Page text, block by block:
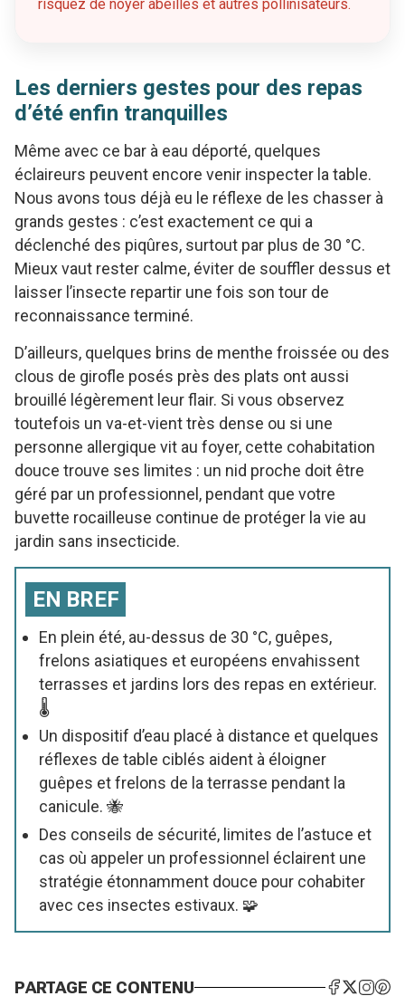
risquez de noyer abeilles et autres pollinisateurs.
Les derniers gestes pour des repas
d’été enfin tranquilles
Même avec ce bar à eau déporté, quelques
éclaireurs peuvent encore venir inspecter la table.
Nous avons tous déjà eu le réflexe de les chasser à
grands gestes : c’est exactement ce qui a
déclenché des piqûres, surtout par plus de 30 °C.
Mieux vaut rester calme, éviter de souffler dessus et
laisser l’insecte repartir une fois son tour de
reconnaissance terminé.
D’ailleurs, quelques brins de menthe froissée ou des
clous de girofle posés près des plats ont aussi
brouillé légèrement leur flair. Si vous observez
toutefois un va-et-vient très dense ou si une
personne allergique vit au foyer, cette cohabitation
douce trouve ses limites : un nid proche doit être
géré par un professionnel, pendant que votre
buvette rocailleuse continue de protéger la vie au
jardin sans insecticide.
EN BREF
En plein été, au-dessus de 30 °C, guêpes,
frelons asiatiques et européens envahissent
terrasses et jardins lors des repas en extérieur.
🌡️
Un dispositif d’eau placé à distance et quelques
réflexes de table ciblés aident à éloigner
guêpes et frelons de la terrasse pendant la
canicule. 🐝
Des conseils de sécurité, limites de l’astuce et
cas où appeler un professionnel éclairent une
stratégie étonnamment douce pour cohabiter
avec ces insectes estivaux. 🧩
PARTAGE CE CONTENU